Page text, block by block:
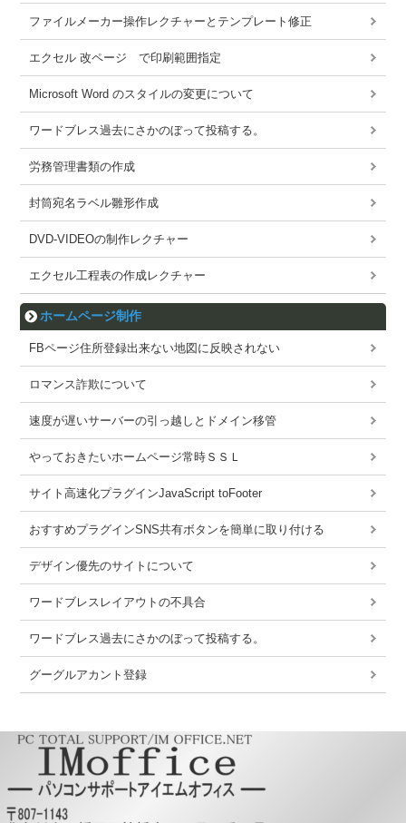
ファイルメーカー操作レクチャーとテンプレート修正
エクセル 改ページ で印刷範囲指定
Microsoft Word のスタイルの変更について
ワードブレス過去にさかのぼって投稿する。
労務管理書類の作成
封筒宛名ラベル雛形作成
DVD-VIDEOの制作レクチャー
エクセル工程表の作成レクチャー
ホームページ制作
FBページ住所登録出来ない地図に反映されない
ロマンス詐欺について
速度が遅いサーバーの引っ越しとドメイン移管
やっておきたいホームページ常時ＳＳＬ
サイト高速化プラグインJavaScript toFooter
おすすめプラグインSNS共有ボタンを簡単に取り付ける
デザイン優先のサイトについて
ワードブレスレイアウトの不具合
ワードブレス過去にさかのぼって投稿する。
グーグルアカント登録